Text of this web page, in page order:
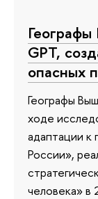
GPT,
опасных
Географы
ходе
адаптации к
России»,
человека» в